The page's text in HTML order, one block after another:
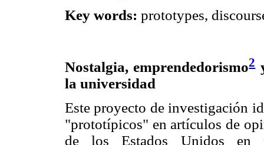
Key words: prototypes,
Nostalgia, emprendedorismo2
la universidad
Este proyecto de investigación
"prototípicos" en artículos de
de los Estados Unidos en